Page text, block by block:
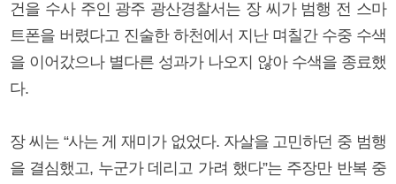
건을 수사 주인 광주 광산경찰서는 장 씨가 범행 전 스마
트폰을 버렸다고 진술한 하천에서 지난 며칠간 수중 수색
을 이어갔으나 별다른 성과가 나오지 않아 수색을 종료했
다.
장 씨는 “사는 게 재미가 없었다. 자살을 고민하던 중 범행
을 결심했고, 누군가 데리고 가려 했다”는 주장만 반복 중